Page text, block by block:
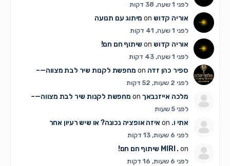
לפני 1 שעה, 38 דקות
אוריה קדושon מיתוג עם תנועה
לפני 1 שעה, 41 דקות
אוריה קדושon שיתוף חם חם!
לפני 1 שעה, 43 דקות
ספיר כהן זדהon מחפשת לקנות שיר לבת מצווה—–
לפני 2 שעות, 52 דקות
מלכה אייזנבאךon מחפשת לקנות שיר לבת מצווה—–
לפני 5 שעות
אתי ו.on איזה אופציה נכונה? או שיש רעיון אחר
לפני 6 שעות, 13 דקות
MIRI .on שיתוף חם חם!
לפני 6 שעות, 16 דקות